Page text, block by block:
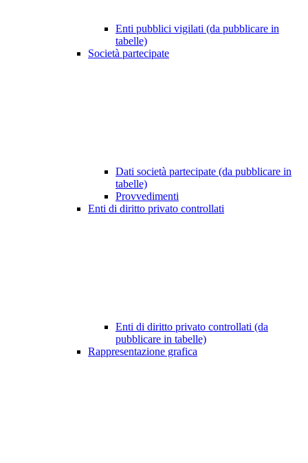
Enti pubblici vigilati (da pubblicare in
tabelle)
Società partecipate
Dati società partecipate (da pubblicare in
tabelle)
Provvedimenti
Enti di diritto privato controllati
Enti di diritto privato controllati (da
pubblicare in tabelle)
Rappresentazione grafica